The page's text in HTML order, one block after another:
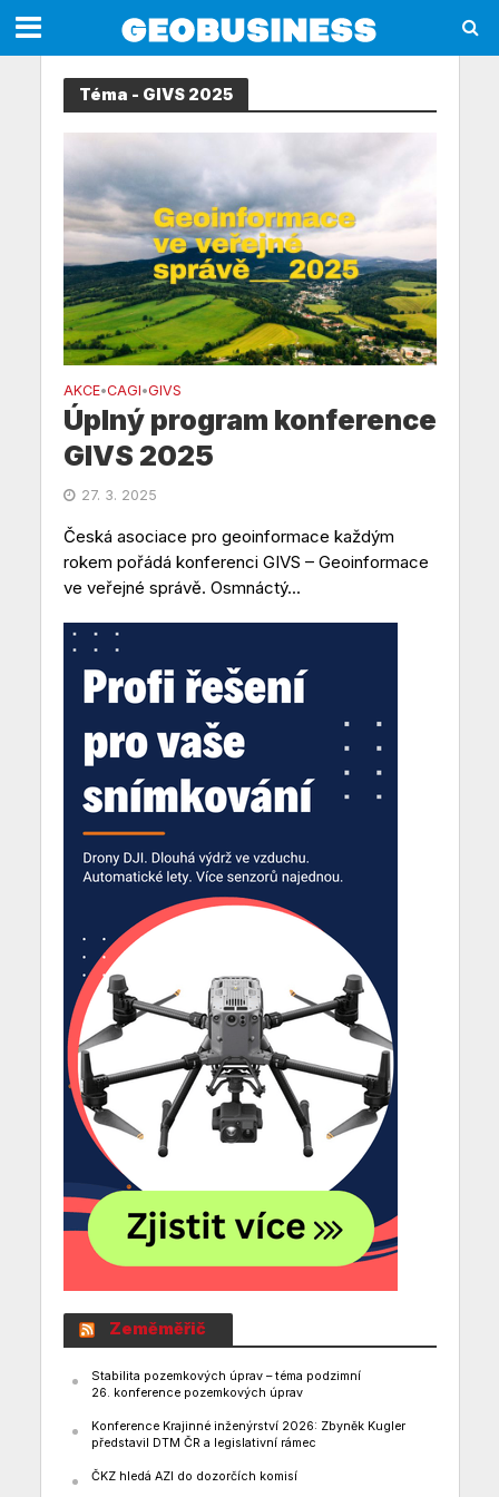
Téma - GIVS 2025
AKCE•CAGI•GIVS
Úplný program konference
GIVS 2025
27. 3. 2025
Česká asociace pro geoinformace každým
rokem pořádá konferenci GIVS – Geoinformace
ve veřejné správě. Osmnáctý...
Zeměměřič
Stabilita pozemkových úprav – téma podzimní
26. konference pozemkových úprav
Konference Krajinné inženýrství 2026: Zbyněk Kugler
představil DTM ČR a legislativní rámec
ČKZ hledá AZI do dozorčích komisí